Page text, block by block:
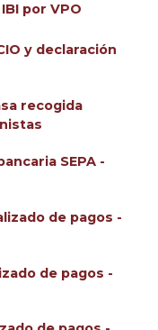
por VPO
y declaración
recogida
SEPA -
de pagos -
de pagos -